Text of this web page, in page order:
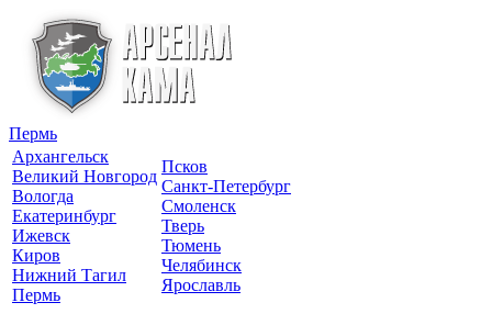
Пермь
Архангельск
Великий Новгород
Вологда
Екатеринбург
Ижевск
Киров
Нижний Тагил
Пермь
Псков
Санкт-Петербург
Смоленск
Тверь
Тюмень
Челябинск
Ярославль